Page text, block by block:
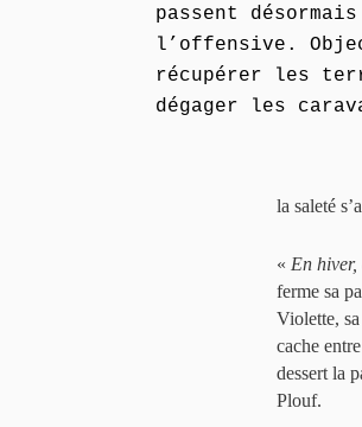
passent
l’offensive.
récupérer les
dégager les
la saleté
« En hiver,
ferme sa
Violette,
cache
dessert la
Plouf.